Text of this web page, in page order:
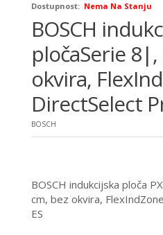
Dostupnost: Nema Na Stanju
BOSCH
pločaSerie
okvira,
DirectSelect
BOSCH
BOSCH indukcijska ploča
cm, bez okvira,
ES